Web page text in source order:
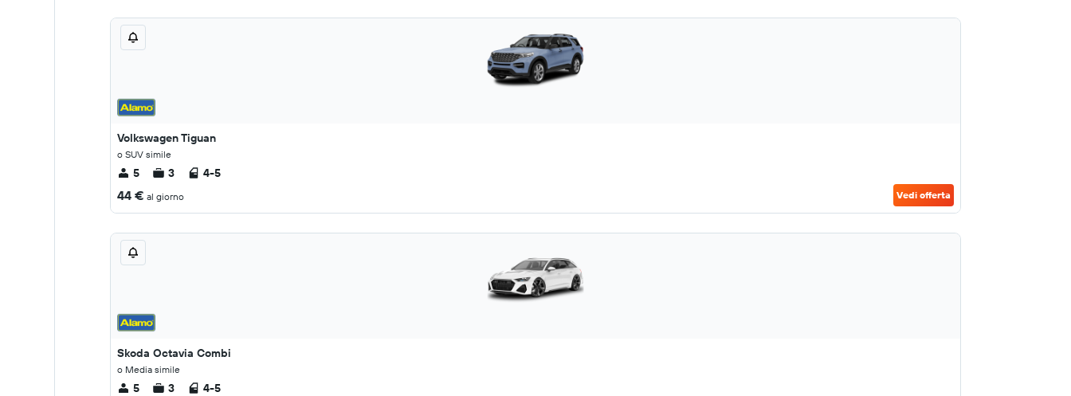
Volkswagen Tiguan
o SUV simile
5 3 4-5
44 € al giorno Vedi offerta
Skoda Octavia Combi
o Media simile
5 3 4-5